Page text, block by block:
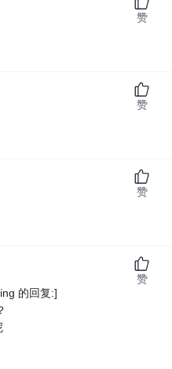
赞
赞
赞
的回复:]
赞